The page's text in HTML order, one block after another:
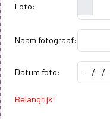
Foto:
Naam fotograaf:
Datum foto:
Belangrijk!